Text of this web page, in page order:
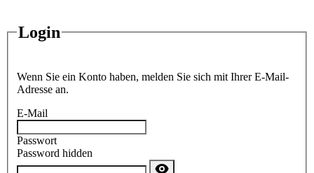
Login
Wenn Sie ein Konto haben, melden Sie sich mit Ihrer E-Mail-
Adresse an.
E-Mail
Passwort
Password hidden